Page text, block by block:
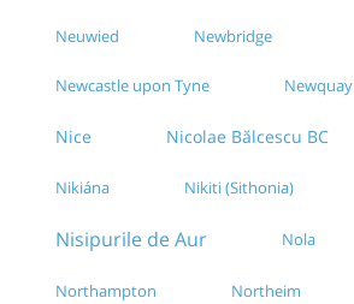
Neuwied Newbridge
Newcastle upon Tyne Newquay
Nice Nicolae Bălcescu BC
Nikiána Nikiti (Sithonia)
Nisipurile de Aur Nola
Northampton Northeim